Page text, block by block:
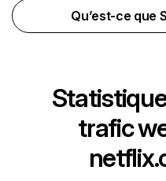
Qu’est-ce que
trafic